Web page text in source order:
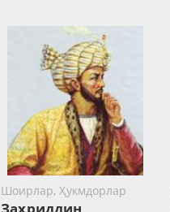
Шоирлар, Ҳукмдорлар
Заҳриддин